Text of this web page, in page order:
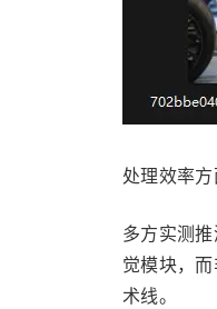
处理效率
多方实测
觉模块，
术线。